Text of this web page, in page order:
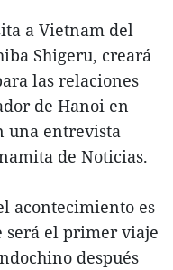
a Vietnam del
Shigeru, creará
las relaciones
de Hanoi en
una entrevista
de Noticias.
acontecimiento es
será el primer viaje
después